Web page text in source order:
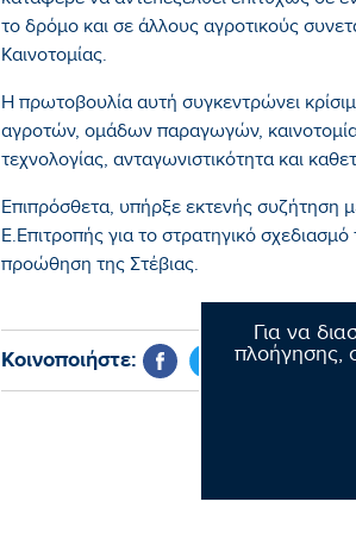
Για να
πλοήγησης,
το δρόμο και σε άλλους αγροτικούς
Καινοτομίας.
Η πρωτοβουλία αυτή συγκεντρώνει
αγροτών, ομάδων παραγωγών, καινοτομία
τεχνολογίας, ανταγωνιστικότητα και
Επιπρόσθετα, υπήρξε εκτενής συζήτηση
Ε.Επιτροπής για το στρατηγικό
προώθηση της Στέβιας.
Κοινοποιήστε: